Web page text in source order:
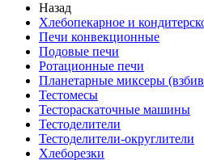
Назад
Хлебопекарное и
Печи конвекционные
Подовые печи
Ротационные печи
Планетарные миксеры
Тестомесы
Тестораскаточные машины
Тестоделители
Тестоделители-округлители
Хлеборезки